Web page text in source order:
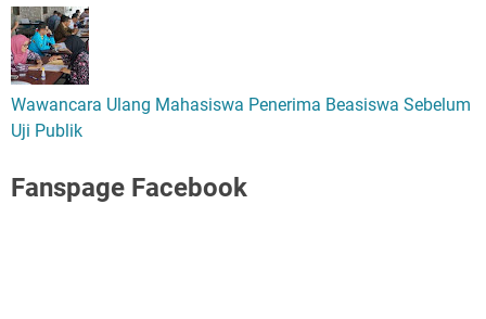
Wawancara Ulang Mahasiswa Penerima Beasiswa Sebelum
Uji Publik
Fanspage Facebook